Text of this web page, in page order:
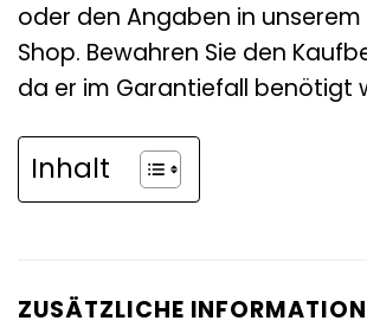
oder den Angaben in
Shop. Bewahren Sie den
da er im Garantiefall benötigt
Inhalt
ZUSÄTZLICHE